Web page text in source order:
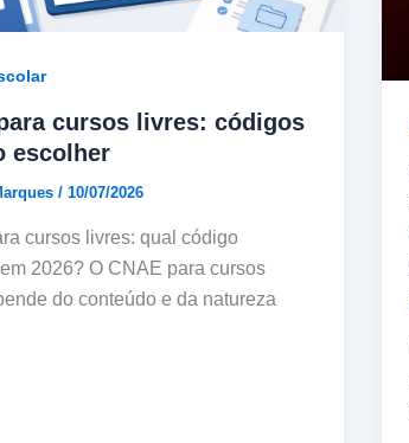
cursos livres: códigos
escolher
/ 10/07/2026
cursos livres: qual código
2026? O CNAE para cursos
do conteúdo e da natureza